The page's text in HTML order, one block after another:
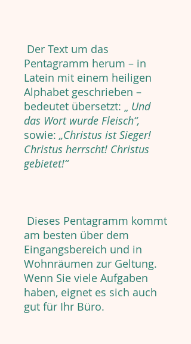
Der Text um das
Pentagramm herum – in
Latein mit einem heiligen
Alphabet geschrieben –
bedeutet übersetzt: „ Und
das Wort wurde Fleisch“,
sowie: „Christus ist Sieger!
Christus herrscht! Christus
gebietet!“
Dieses Pentagramm kommt
am besten über dem
Eingangsbereich und in
Wohnräumen zur Geltung.
Wenn Sie viele Aufgaben
haben, eignet es sich auch
gut für Ihr Büro.